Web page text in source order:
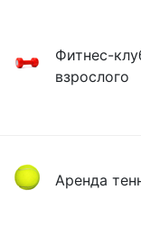
Фитнес-
взрослого
Аренда